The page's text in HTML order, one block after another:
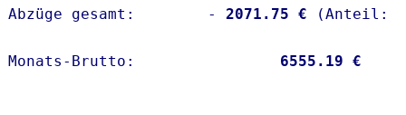
Abzüge gesamt:        -
2071.75 €
Monats-Brutto: 6555.19 €